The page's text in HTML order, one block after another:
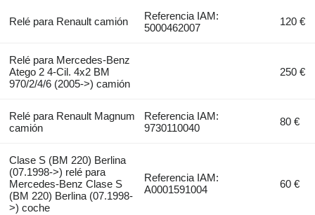
Relé para Renault camión
Referencia IAM:
5000462007
120 €
Relé para Mercedes-Benz
Atego 2 4-Cil. 4x2 BM
970/2/4/6 (2005->) camión
250 €
Relé para Renault Magnum
camión
Referencia IAM:
9730110040
80 €
Clase S (BM 220) Berlina
(07.1998->) relé para
Mercedes-Benz Clase S
(BM 220) Berlina (07.1998-
>) coche
Referencia IAM:
A0001591004
60 €